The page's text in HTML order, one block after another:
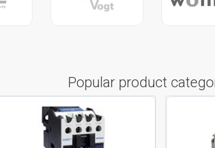
Popular product